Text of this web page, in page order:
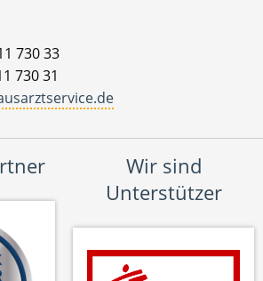
730 33
730 31
Wir sind
Unterstützer